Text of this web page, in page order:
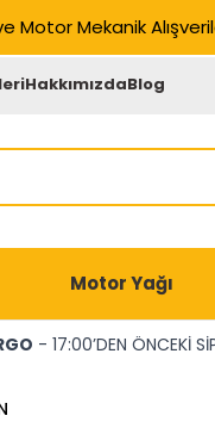
Motor Mekanik
HakkımızdaBlog
Motor Yağı
- 17:00’DEN ÖNCEKİ